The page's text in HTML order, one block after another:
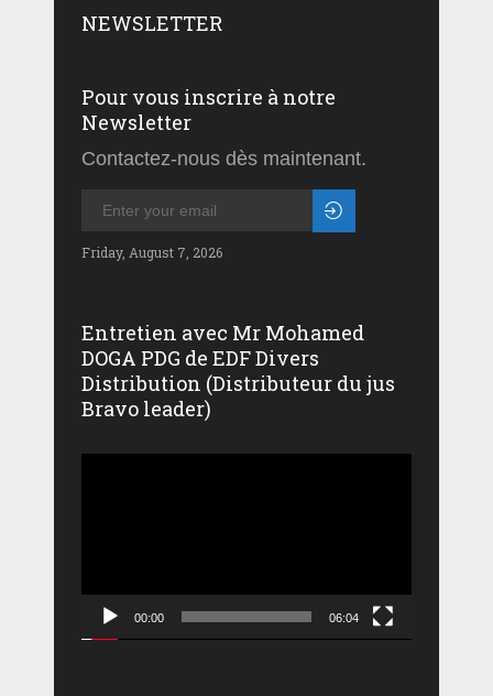
NEWSLETTER
Pour vous inscrire à notre
Newsletter
Contactez-nous dès maintenant.
Friday, August 7, 2026
Entretien avec Mr Mohamed
DOGA PDG de EDF Divers
Distribution (Distributeur du jus
Bravo leader)
00:00 06:04